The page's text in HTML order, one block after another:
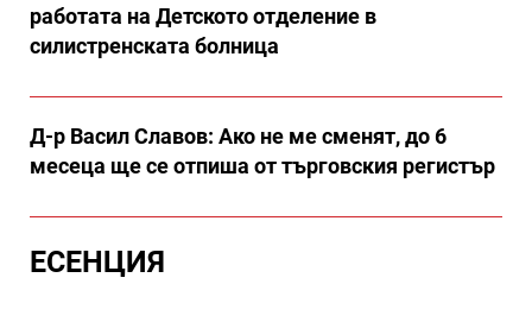
работата на Детското отделение в
силистренската болница
Д-р Васил Славов: Ако не ме сменят, до 6
месеца ще се отпиша от търговския регистър
ЕСЕНЦИЯ